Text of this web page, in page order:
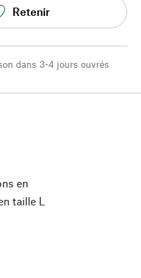
Retenir
dans 3-4 jours ouvrés
en
taille L